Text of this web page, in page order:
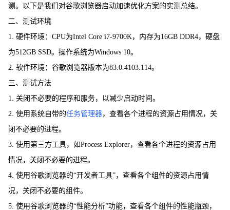
测。以下是我们对谷歌浏览器启动加速优化方案的实测总结。
二、测试环境
1. 硬件环境：CPU为Intel Core i7-9700K，内存为16GB DDR4，硬盘
为512GB SSD。操作系统为Windows 10。
2. 软件环境：谷歌浏览器版本为83.0.4103.114。
三、测试方法
1. 关闭不必要的程序和服务，以减少启动时间。
2. 使用系统自带的任务管理器，查看各个进程的资源占用情况，关
闭不必要的进程。
3. 使用第三方工具，如Process Explorer，查看各个进程的资源占用
情况，关闭不必要的进程。
4. 使用谷歌浏览器的“开发者工具”，查看各个组件的资源占用情
况，关闭不必要的组件。
5. 使用谷歌浏览器的“性能分析”功能，查看各个组件的性能瓶颈，